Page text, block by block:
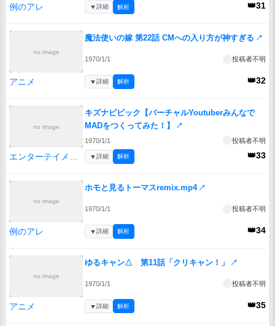
例のアレ 👑31
▼詳細 解析
no image
魔法使いの嫁 第22話 CMへの入り方が神すぎる ↗
1970/1/1 投稿者不明
アニメ 👑32
▼詳細 解析
no image
キズナピピック【バーチャルYoutuberみんなで
MADをつくってみた！】
↗
1970/1/1 投稿者不明
👑33
▼詳細 解析
no image
ホモと見るトーマスremix.mp4 ↗
1970/1/1 投稿者不明
例のアレ 👑34
▼詳細 解析
no image
ゆるキャン△ 第11話「クリキャン！」 ↗
1970/1/1 投稿者不明
アニメ 👑35
▼詳細 解析